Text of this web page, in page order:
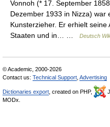
Vonnoh (* 17. September
Dezember 1933 in Nizza) war
Kunsterzieher. Er erhielt
Staaten und in… …
Deutsch
© Academic, 2000-2026
Contact us: Technical Support Advertising
Dictionaries export , created on PHP,
MODx.